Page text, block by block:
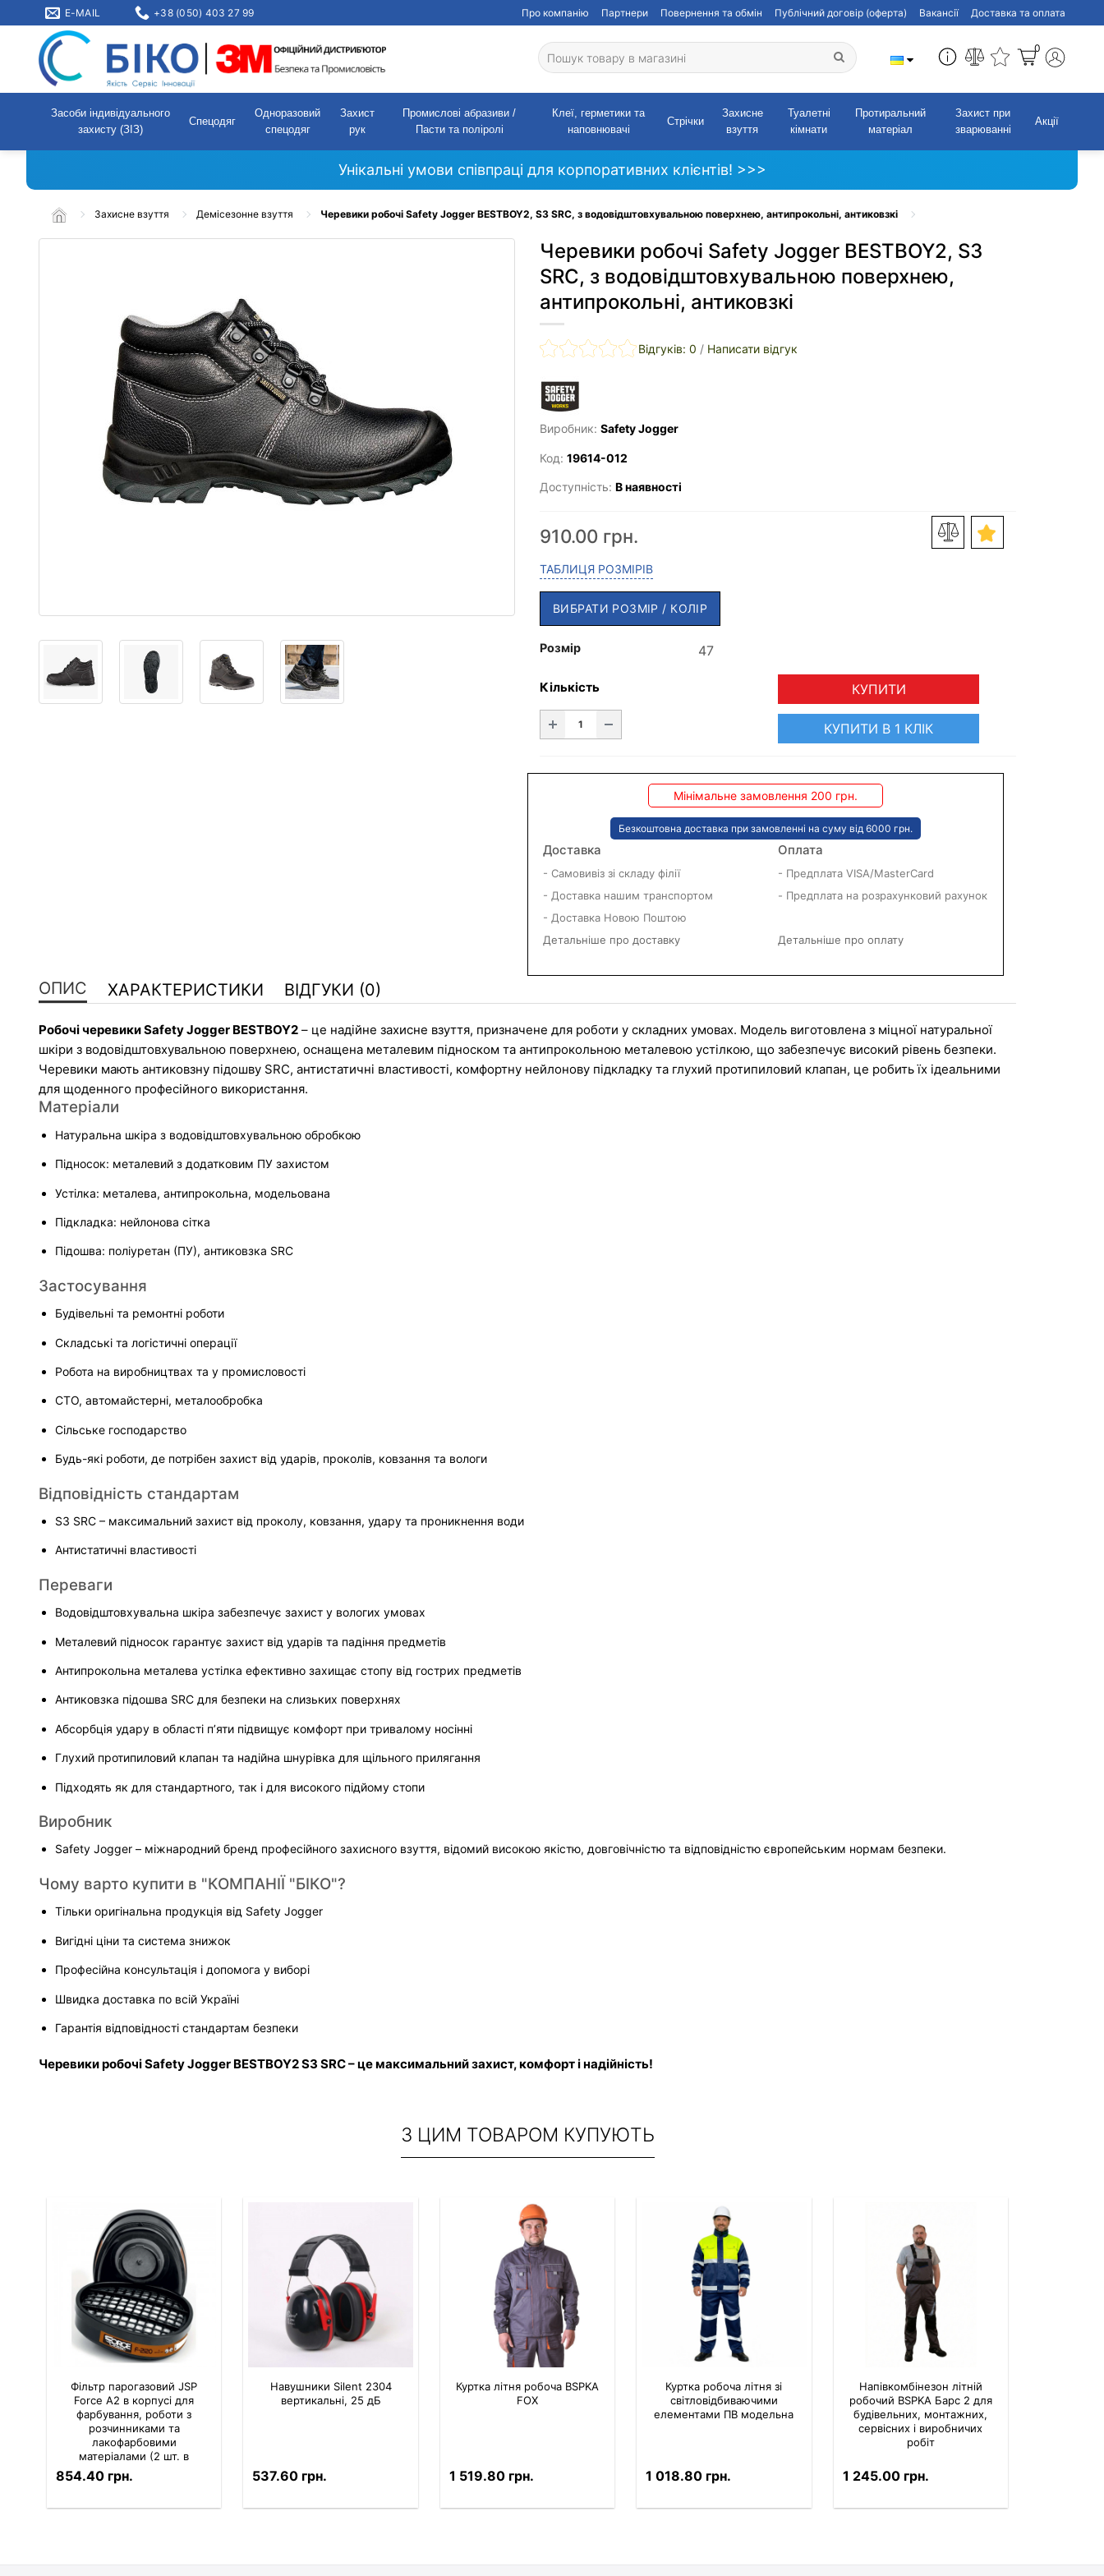
E-MAIL +38 (050) 403 27 99 Про компанію Партнери Повернення та обмін Публічний договір (оферта) Вакансії Доставка та оплата
0
Засоби індивідуального
захисту (ЗІЗ)
Спецодяг
Одноразовий
спецодяг
Захист
рук
Промислові абразиви /
Пасти та поліролі
Клеї, герметики та
наповнювачі
Стрічки
Захисне
взуття
Туалетні
кімнати
Протиральний
матеріал
Захист при
зварюванні
Акції
Унікальні умови співпраці для корпоративних клієнтів! >>>
Захисне взуття Демісезонне взуття Черевики робочі Safety Jogger BESTBOY2, S3 SRC, з водовідштовхувальною поверхнею, антипрокольні, антиковзкі
Черевики робочі Safety Jogger BESTBOY2, S3
SRC, з водовідштовхувальною поверхнею,
антипрокольні, антиковзкі
Відгуків: 0 / Написати відгук
Виробник: Safety Jogger
Код: 19614-012
Доступність: В наявності
910.00 грн.
ТАБЛИЦЯ РОЗМІРІВ
ВИБРАТИ РОЗМІР / КОЛІР
Розмір
Кількість КУПИТИ
КУПИТИ В 1 КЛІК
Мінімальне замовлення 200 грн.
Безкоштовна доставка при замовленні на суму від 6000 грн.
Доставка
- Самовивіз зі складу філії
- Доставка нашим транспортом
- Доставка Новою Поштою
Детальніше про доставку
Оплата
- Предплата VISA/MasterCard
- Предплата на розрахунковий рахунок
Детальніше про оплату
ОПИС ХАРАКТЕРИСТИКИ ВІДГУКИ (0)
Робочі черевики Safety Jogger BESTBOY2 – це надійне захисне взуття, призначене для роботи у складних умовах. Модель виготовлена з міцної натуральної
шкіри з водовідштовхувальною поверхнею, оснащена металевим підноском та антипрокольною металевою устілкою, що забезпечує високий рівень безпеки.
Черевики мають антиковзну підошву SRC, антистатичні властивості, комфортну нейлонову підкладку та глухий протипиловий клапан, це робить їх ідеальними
для щоденного професійного використання.
Матеріали
Натуральна шкіра з водовідштовхувальною обробкою
Підносок: металевий з додатковим ПУ захистом
Устілка: металева, антипрокольна, модельована
Підкладка: нейлонова сітка
Підошва: поліуретан (ПУ), антиковзка SRC
Застосування
Будівельні та ремонтні роботи
Складські та логістичні операції
Робота на виробництвах та у промисловості
СТО, автомайстерні, металообробка
Сільське господарство
Будь-які роботи, де потрібен захист від ударів, проколів, ковзання та вологи
Відповідність стандартам
S3 SRC – максимальний захист від проколу, ковзання, удару та проникнення води
Антистатичні властивості
Переваги
Водовідштовхувальна шкіра забезпечує захист у вологих умовах
Металевий підносок гарантує захист від ударів та падіння предметів
Антипрокольна металева устілка ефективно захищає стопу від гострих предметів
Антиковзка підошва SRC для безпеки на слизьких поверхнях
Абсорбція удару в області п’яти підвищує комфорт при тривалому носінні
Глухий протипиловий клапан та надійна шнурівка для щільного прилягання
Підходять як для стандартного, так і для високого підйому стопи
Виробник
Safety Jogger – міжнародний бренд професійного захисного взуття, відомий високою якістю, довговічністю та відповідністю європейським нормам безпеки.
Чому варто купити в "КОМПАНІЇ "БІКО"?
Тільки оригінальна продукція від Safety Jogger
Вигідні ціни та система знижок
Професійна консультація і допомога у виборі
Швидка доставка по всій Україні
Гарантія відповідності стандартам безпеки
Черевики робочі Safety Jogger BESTBOY2 S3 SRC – це максимальний захист, комфорт і надійність!
З ЦИМ ТОВАРОМ КУПУЮТЬ
Фільтр парогазовий JSP
Force A2 в корпусі для
фарбування, роботи з
розчинниками та
лакофарбовими
матеріалами (2 шт. в
854.40 грн.
Навушники Silent 2304
вертикальні, 25 дБ
537.60 грн.
Куртка літня робоча BSPKA
FOX
1 519.80 грн.
Куртка робоча літня зі
світловідбиваючими
елементами ПВ модельна
1 018.80 грн.
Напівкомбінезон літній
робочий BSPKA Барс 2 для
будівельних, монтажних,
сервісних і виробничих
робіт
1 245.00 грн.